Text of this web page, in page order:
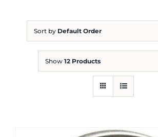
Sort by Default Order
Show 12 Products